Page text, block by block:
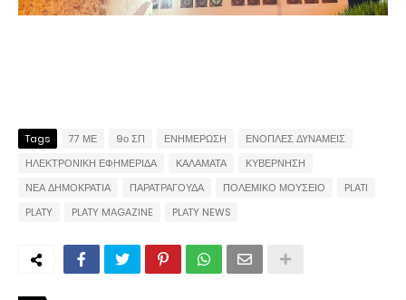
Tags 77 ΜΕ 9ο ΣΠ ΕΝΗΜΕΡΩΣΗ
ΕΝΟΠΛΕΣ ΔΥΝΑΜΕΙΣ
ΗΛΕΚΤΡΟΝΙΚΗ ΕΦΗΜΕΡΙΔΑ
ΚΑΛΑΜΑΤΑ
ΚΥΒΕΡΝΗΣΗ
ΝΕΑ ΔΗΜΟΚΡΑΤΙΑ
ΠΑΡΑΤΡΑΓΟΥΔΑ ΠΟΛΕΜΙΚΟ ΜΟΥΣΕΙΟ
PLATI
PLATY
PLATY MAGAZINE PLATY NEWS